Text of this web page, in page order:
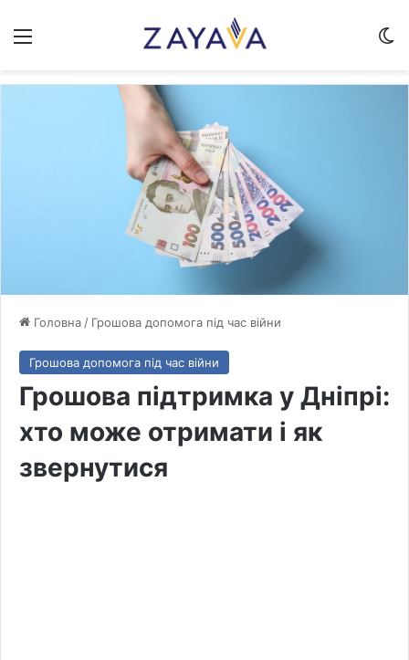
Меню
Головна / Грошова допомога під час війни
Грошова допомога під час війни
Грошова підтримка у Дніпрі:
хто може отримати і як
звернутися